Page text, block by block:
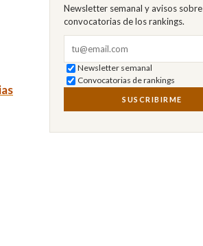
Newsletter semanal y avisos sobre
convocatorias de los rankings.
Newsletter semanal
Convocatorias de rankings
SUSCRIBIRME